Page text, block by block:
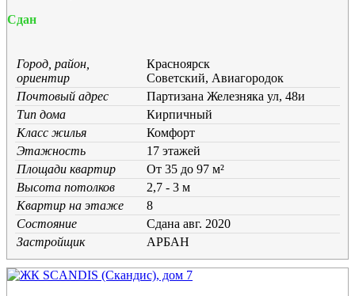
Сдан
Город, район,
ориентир
Красноярск
Советский, Авиагородок
Почтовый адрес
Партизана Железняка ул, 48и
Тип дома
Кирпичный
Класс жилья
Комфорт
Этажность
17 этажей
Площади квартир
От 35 до 97 м²
Высота потолков
2,7 - 3 м
Квартир на этаже
8
Состояние
Cдана авг. 2020
Застройщик
АРБАН